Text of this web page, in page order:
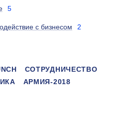
5
с бизнесом 2
СОТРУДНИЧЕСТВО
АРМИЯ-2018